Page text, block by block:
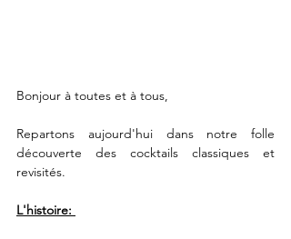
Bonjour à toutes et à tous,
Repartons aujourd'hui dans notre folle
découverte des cocktails classiques et
revisités.
L'histoire: